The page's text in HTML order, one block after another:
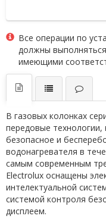
Все операции по
должны
имеющими
В газовых колонках
передовые
безопасное и
водонагревателя в
самым современным
Electrolux оснащены
интелектуальной
системой контроля
дисплеем.